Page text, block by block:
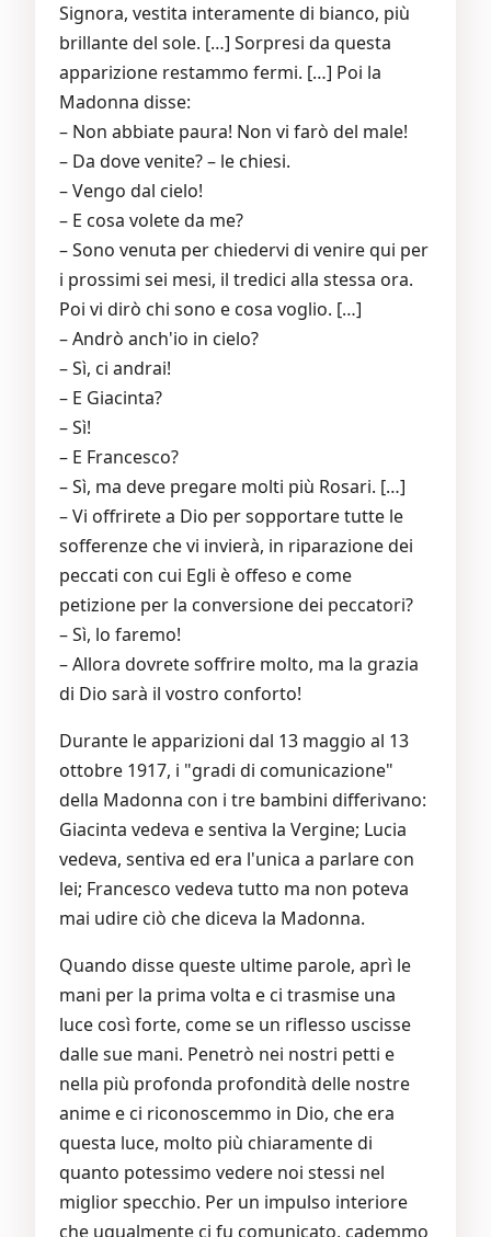
Signora, vestita interamente di bianco, più
brillante del sole. […] Sorpresi da questa
apparizione restammo fermi. […] Poi la
Madonna disse:
– Non abbiate paura! Non vi farò del male!
– Da dove venite? – le chiesi.
– Vengo dal cielo!
– E cosa volete da me?
– Sono venuta per chiedervi di venire qui per
i prossimi sei mesi, il tredici alla stessa ora.
Poi vi dirò chi sono e cosa voglio. […]
– Andrò anch'io in cielo?
– Sì, ci andrai!
– E Giacinta?
– Sì!
– E Francesco?
– Sì, ma deve pregare molti più Rosari. […]
– Vi offrirete a Dio per sopportare tutte le
sofferenze che vi invierà, in riparazione dei
peccati con cui Egli è offeso e come
petizione per la conversione dei peccatori?
– Sì, lo faremo!
– Allora dovrete soffrire molto, ma la grazia
di Dio sarà il vostro conforto!
Durante le apparizioni dal 13 maggio al 13
ottobre 1917, i "gradi di comunicazione"
della Madonna con i tre bambini differivano:
Giacinta vedeva e sentiva la Vergine; Lucia
vedeva, sentiva ed era l'unica a parlare con
lei; Francesco vedeva tutto ma non poteva
mai udire ciò che diceva la Madonna.
Quando disse queste ultime parole, aprì le
mani per la prima volta e ci trasmise una
luce così forte, come se un riflesso uscisse
dalle sue mani. Penetrò nei nostri petti e
nella più profonda profondità delle nostre
anime e ci riconoscemmo in Dio, che era
questa luce, molto più chiaramente di
quanto potessimo vedere noi stessi nel
miglior specchio. Per un impulso interiore
che ugualmente ci fu comunicato, cademmo